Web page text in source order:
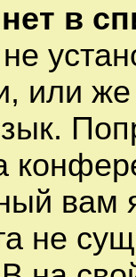
в
или же
вам
не